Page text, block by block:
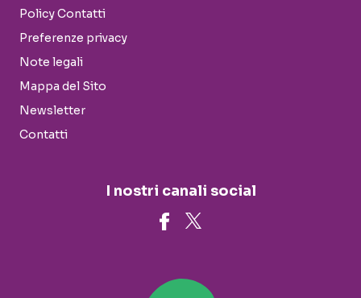
Policy Contatti
Preferenze privacy
Note legali
Mappa del Sito
Newsletter
Contatti
I nostri canali social